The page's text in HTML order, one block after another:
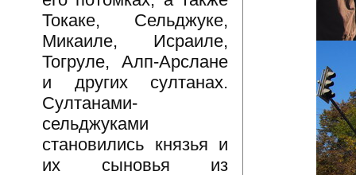
Токаке, Сельджуке,
Микаиле, Исраиле,
Тогруле, Алп-Арслане
и других султанах.
Султанами-
сельджуками
становились князья и
их сыновья из